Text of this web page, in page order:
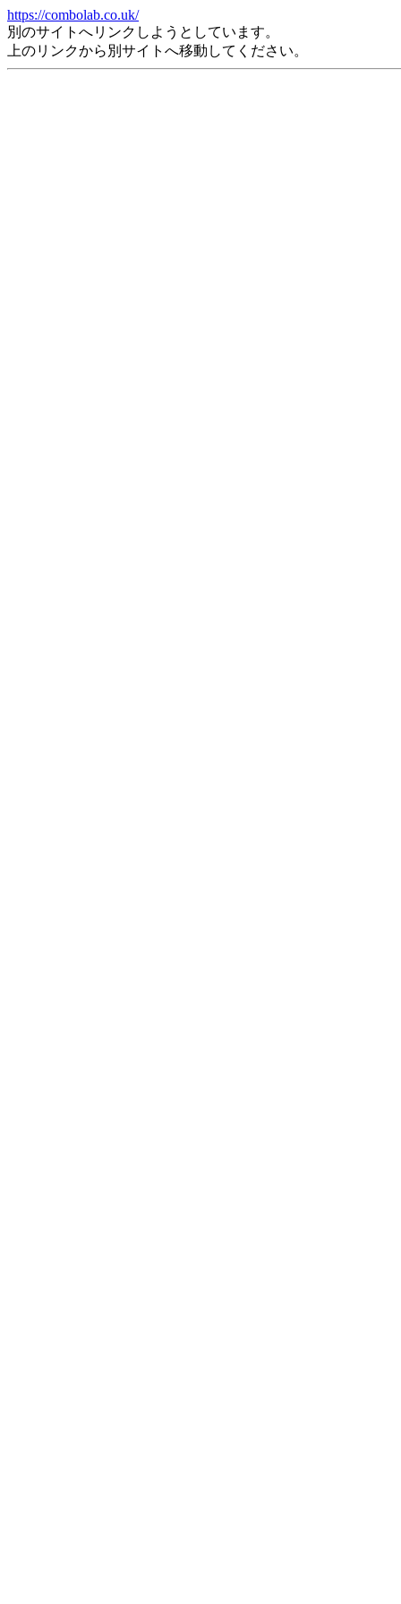
https://combolab.co.uk/
別のサイトへリンクしようとしています。
上のリンクから別サイトへ移動してください。